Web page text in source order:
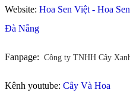
Website: Hoa Sen Việt - Hoa
Đà Nẵng
Fanpage: Công ty TNHH Cây
Kênh youtube: Cây Và Hoa